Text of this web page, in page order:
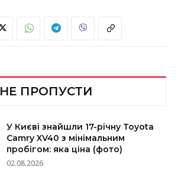
НЕ ПРОПУСТИ
У Києві знайшли 17-річну Toyota
Camry XV40 з мінімальним
пробігом: яка ціна (фото)
02.08.2026